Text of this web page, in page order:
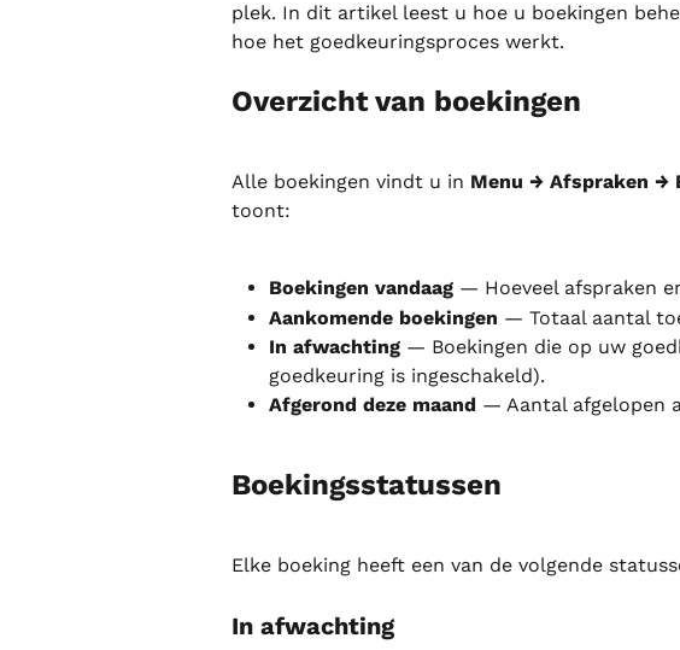
plek. In dit artikel leest u hoe u boekingen
hoe het goedkeuringsproces werkt.
Overzicht van boekingen
Alle boekingen vindt u in Menu → Afspraken →
toont:
Boekingen vandaag — Hoeveel afspraken
Aankomende boekingen — Totaal aantal
In afwachting — Boekingen die op uw
goedkeuring is ingeschakeld).
Afgerond deze maand — Aantal afgelopen
Boekingsstatussen
Elke boeking heeft een van de volgende
In afwachting